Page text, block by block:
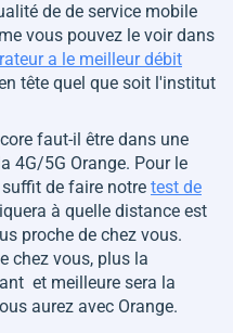
de de service mobile
vous pouvez le voir dans
a le meilleur débit
tête quel que soit l'institut
faut-il être dans une
4G/5G Orange. Pour le
de faire notre test de
à quelle distance est
proche de chez vous.
chez vous, plus la
et meilleure sera la
aurez avec Orange.